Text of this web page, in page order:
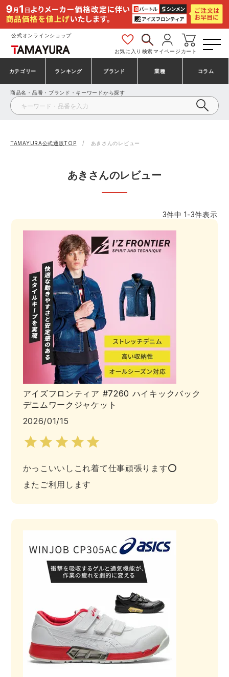
公式オンラインショップ
お気に入り 検索マイページ カート
カテゴリー
安全靴・作業靴
作業着・作業服
防寒着
作業用手袋
アウトドア・スポーツ
ワークスーツ
コンプレッションウェア
安全保護具
レインウェア・カッパ
ヤッケ
つなぎ
ファン付き作業着・空調服
電熱ウェア・ヒートウェア
ランキング
安全靴ランキング
安全靴スニーカーランキング
シューズランキング
ミズノ安全靴ランキング
作業着ランキング
アウトドアウェアランキング
つなぎランキング
空調服ランキング
コンプレッションウェアランキング
作業用手袋ランキング
コーコス ランキング
ジーベック ランキング
ネーム刺繍・プリント加工対象商品
ブランド
アシックス
プーマ コンバース（CONVERSE）
バートル
寅壱 アイトス株式会社
クロダルマ 桑和
山田辰 クレヒフク
おたふく手袋 マック
住商モンブラン ボンマックス
GDジャパン
グラディエーター
ニオイクリア タカヤ商事
自重堂
サーヴォ セロリー 大阪支店
アタックベース サンエス
業種
建設・建築作業服
製造・工場作業服
鉄鋼・機械作業服
農作業服
電気・設備作業服
配達・営業作業服
自動車整備士作業服
DIY・日曜大工作業服
飲食店ユニフォーム
清掃・ビルメンテ作業服
コラム
商品名・品番・ブランド・キーワードから探す
TAMAYURA公式通販TOP あきさんのレビュー
あきさんのレビュー
3件中 1-3件表示
アイズフロンティア #7260 ハイキックバック
デニムワークジャケット
2026/01/15
かっこいいしこれ着て仕事頑張ります⭕️
またご利用します